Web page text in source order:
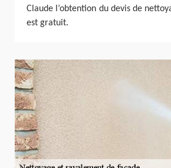
Claude l’obtention du devis de
est gratuit.